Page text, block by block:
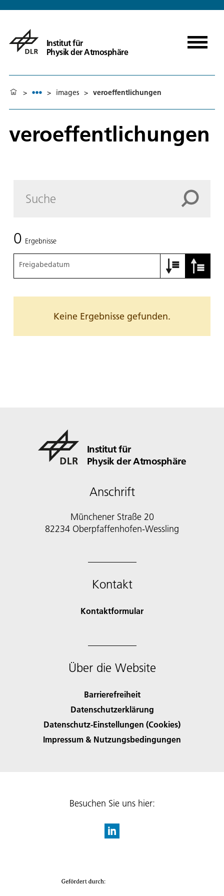
Institut für
Physik der Atmosphäre
> > images > veroeffentlichungen
veroeffentlichungen
0 Ergebnisse
Freigabedatum
Keine Ergebnisse gefunden.
Institut für
Physik der Atmosphäre
Anschrift
Münchener Straße 20
82234 Oberpfaffenhofen-Wessling
Kontakt
Kontaktformular
Über die Website
Barrierefreiheit
Datenschutzerklärung
Datenschutz-Einstellungen (Cookies)
Impressum & Nutzungsbedingungen
Besuchen Sie uns hier: